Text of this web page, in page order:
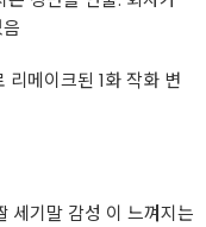
메이크된 1화 작화 변
세기말 감성 이 느껴지는